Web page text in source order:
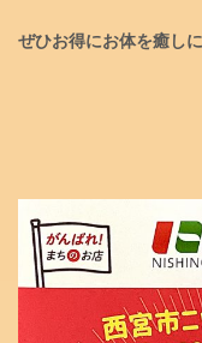
ぜひお得にお体を癒し